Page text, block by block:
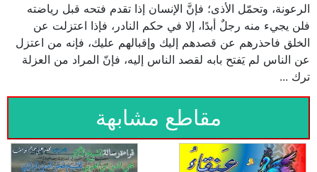
الرعونة، وتحمّل الأذى؛ فإنَّ الإنسان إذا تقدم فتحه قبل رياضته
فلن يجيء منه رجلٌ أبدًا، إلا في حكم النادر، فإذا اعتزلت عن
الخلق فاحذرهم عن قصدهم إليك وإقبالهم عليك، فإنه من اعتزل
عن الناس لم يَفتح بابه لقصد الناس إليه، فإنّ المراد من العزلة
ترك ...
مقاطع مشابهة